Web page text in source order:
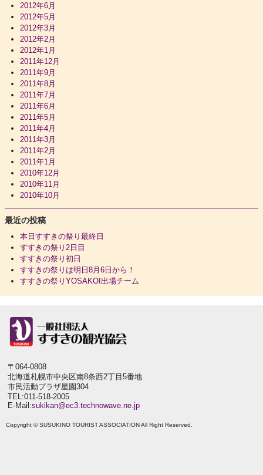
2012年6月
2012年5月
2012年3月
2012年2月
2012年1月
2011年12月
2011年9月
2011年8月
2011年7月
2011年6月
2011年5月
2011年4月
2011年3月
2011年2月
2011年1月
2010年12月
2010年11月
2010年10月
最近の投稿
本日すすきの祭り最終日
すすきの祭り2日目
すすきの祭り初日
すすきの祭りは明日8月6日から！
すすきの祭りYOSAKOI出場チーム
〒064-0808
北海道札幌市中央区南8条西2丁目5番地
市民活動プラザ星園304
TEL:011-518-2005
E-Mail:sukikan@ec3.technowave.ne.jp
Copyright © SUSUKINO TOURIST ASSOCIATION All Right Reserved.